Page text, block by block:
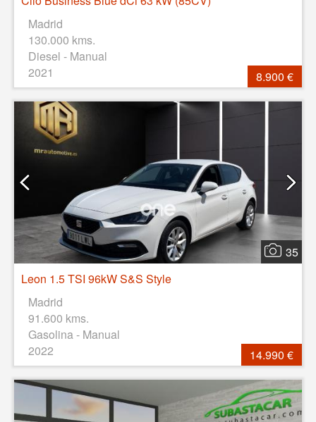
Madrid
130.000 kms.
Diesel - Manual
2021
8.900 €
35
Leon 1.5 TSI 96kW S&S Style
Madrid
91.600 kms.
Gasolina - Manual
2022
14.990 €